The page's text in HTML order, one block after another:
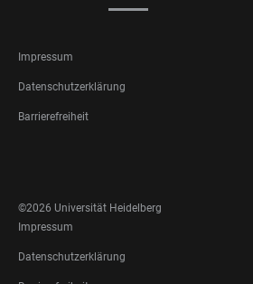
FOOTER
LEGAL
Impressum
Datenschutzerklärung
Barrierefreiheit
MEDIA
©2026 Universität Heidelberg
FOOTER
LEGAL
Impressum
Datenschutzerklärung